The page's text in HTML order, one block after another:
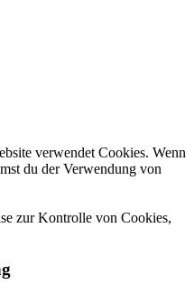
verwendet Cookies. Wenn
du der Verwendung von
zur Kontrolle von Cookies,